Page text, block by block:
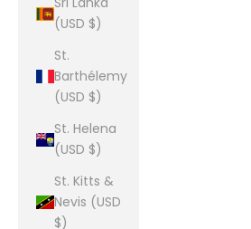
(USD $)
St.
Barthélemy
(USD $)
St. Helena
(USD $)
St. Kitts &
Nevis (USD
$)